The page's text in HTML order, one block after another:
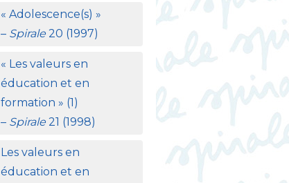
« Adolescence(s) »
– Spirale20 (1997)
« Les valeurs en
éducation et en
formation » (1)
– Spirale21 (1998)
Les valeurs en
éducation et en